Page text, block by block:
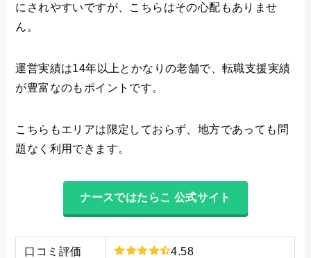
にされやすいですが、こちらはその心配もありませ
ん。
運営実績は14年以上とかなりの老舗で、転職支援実績
が豊富なのもポイントです。
こちらもエリアは限定しておらず、地方であっても問
題なく利用できます。
ナースではたらこ 公式サイト
口コミ評価 4.58